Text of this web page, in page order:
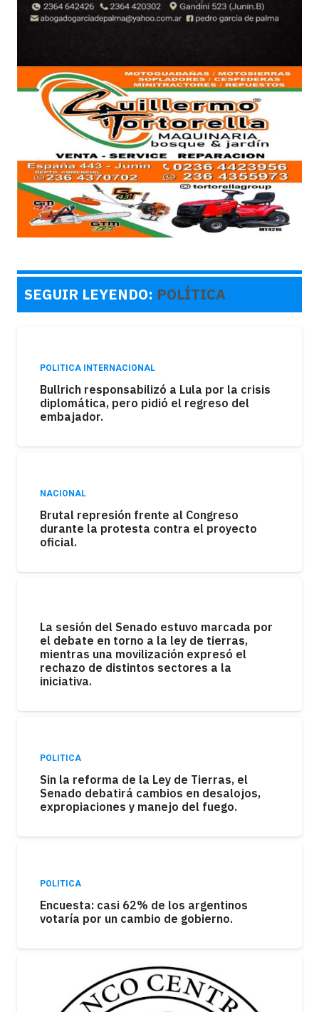
SEGUIR LEYENDO: POLÍTICA
POLITICA INTERNACIONAL
Bullrich responsabilizó a Lula por la crisis
diplomática, pero pidió el regreso del
embajador.
NACIONAL
Brutal represión frente al Congreso
durante la protesta contra el proyecto
oficial.
La sesión del Senado estuvo marcada por
el debate en torno a la ley de tierras,
mientras una movilización expresó el
rechazo de distintos sectores a la
iniciativa.
POLITICA
Sin la reforma de la Ley de Tierras, el
Senado debatirá cambios en desalojos,
expropiaciones y manejo del fuego.
POLITICA
Encuesta: casi 62% de los argentinos
votaría por un cambio de gobierno.